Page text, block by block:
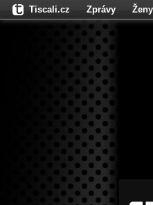
Tiscali.cz Zprávy Ženy
Fights.cz